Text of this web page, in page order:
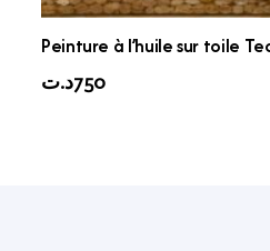
Peinture à l’huile sur toile
750د.ت